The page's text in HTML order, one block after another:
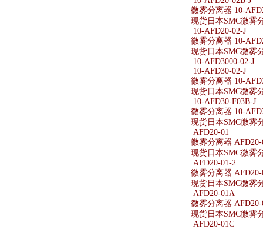
微雾分离器 10-
现货日本SMC微雾
10-AFD20-02-J
微雾分离器 10-
现货日本SMC微雾
10-AFD3000-02-J
10-AFD30-02-J
微雾分离器 10-
现货日本SMC微雾
10-AFD30-F03B-J
微雾分离器 10-
现货日本SMC微雾
AFD20-01
微雾分离器 AFD20-
现货日本SMC微雾
AFD20-01-2
微雾分离器 AFD20-
现货日本SMC微雾
AFD20-01A
微雾分离器
现货日本SMC微雾
AFD20-01C